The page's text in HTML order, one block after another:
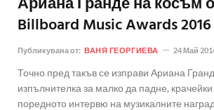
Billboard Music Awards
Публикувана от: ВАНЯ ГЕОРГИЕВА 24 Май
Точно пред такъв се изправи Ариана
изпълнителка за малко да падне,
поредното интервю на музикалните